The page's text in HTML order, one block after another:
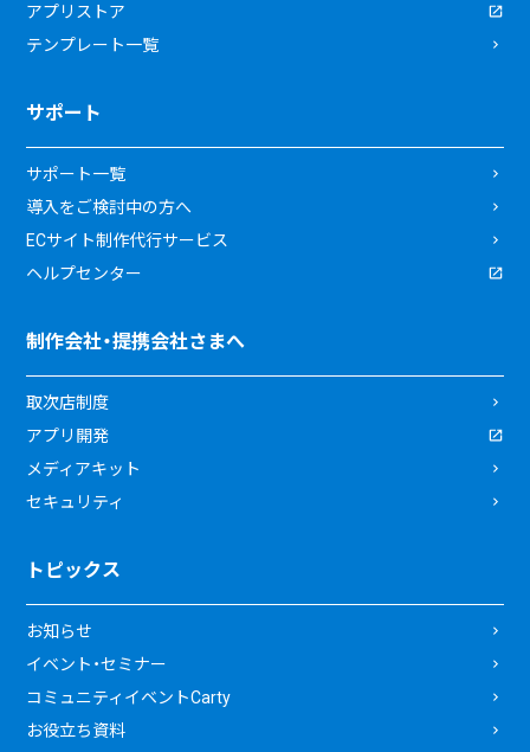
アプリストア
テンプレート一覧
サポート
サポート一覧
導入をご検討中の方へ
ECサイト制作代行サービス
ヘルプセンター
制作会社・提携会社さまへ
取次店制度
アプリ開発
メディアキット
セキュリティ
トピックス
お知らせ
イベント・セミナー
コミュニティイベントCarty
お役立ち資料